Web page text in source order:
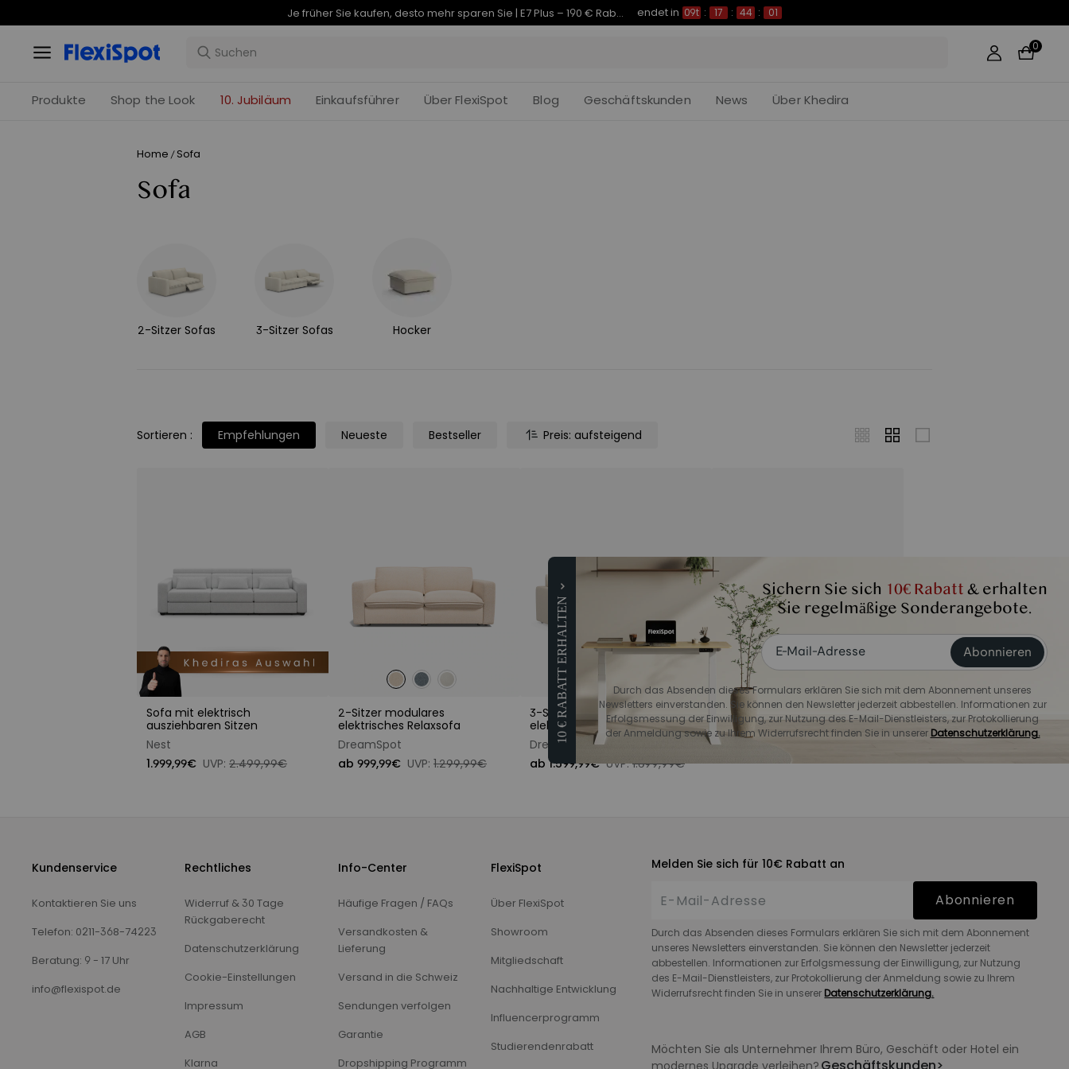
Je früher Sie kaufen, desto mehr sparen Sie | E7 Plus – 190 € Rabatt endet in 09t : 17 : 44 : 01
0
Produkte Shop the Look 10. Jubiläum Einkaufsführer Über FlexiSpot Blog Geschäftskunden News Über Khedira
Home / Sofa
Sofa
2-Sitzer Sofas 3-Sitzer Sofas Hocker
Sortieren : Empfehlungen Neueste Bestseller Preis: aufsteigend
Sofa mit elektrisch
ausziehbaren Sitzen
Nest
1.999,99€ UVP: 2.499,99€
2-Sitzer modulares
elektrisches Relaxsofa
DreamSpot
ab 999,99€ UVP: 1.299,99€
3-Sitzer modulares
elektrisches Relaxsofa
DreamSpot
ab 1.599,99€ UVP: 1.699,99€
Hocker mit Stauraum
DreamSpot Hocker
Kundenservice
Kontaktieren Sie uns
Telefon: 0211-368-74223
Beratung: 9 - 17 Uhr
info@flexispot.de
Rechtliches
Widerruf & 30 Tage
Rückgaberecht
Datenschutzerklärung
Cookie-Einstellungen
Impressum
AGB
Klarna
Info-Center
Häufige Fragen / FAQs
Versandkosten &
Lieferung
Versand in die Schweiz
Sendungen verfolgen
Garantie
Dropshipping Programm
FlexiSpot
Über FlexiSpot
Showroom
Mitgliedschaft
Nachhaltige Entwicklung
Influencerprogramm
Studierendenrabatt
Melden Sie sich für 10€ Rabatt an
Abonnieren
Durch das Absenden dieses Formulars erklären Sie sich mit dem Abonnement
unseres Newsletters einverstanden. Sie können den Newsletter jederzeit
abbestellen. Informationen zur Erfolgsmessung der Einwilligung, zur Nutzung
des E-Mail-Dienstleisters, zur Protokollierung der Anmeldung sowie zu Ihrem
Widerrufsrecht finden Sie in unserer Datenschutzerklärung.
Möchten Sie als Unternehmer Ihrem Büro, Geschäft oder Hotel ein
modernes Upgrade verleihen?
10 € RABATT ERHALTEN
Sichern Sie sich 10€ Rabatt & erhalten
Sie regelmäßige Sonderangebote.
Abonnieren
Durch das Absenden dieses Formulars erklären Sie sich mit dem Abonnement unseres
Newsletters einverstanden. Sie können den Newsletter jederzeit abbestellen. Informationen zur
Erfolgsmessung der Einwilligung, zur Nutzung des E-Mail-Dienstleisters, zur Protokollierung
der Anmeldung sowie zu Ihrem Widerrufsrecht finden Sie in unserer Datenschutzerklärung.